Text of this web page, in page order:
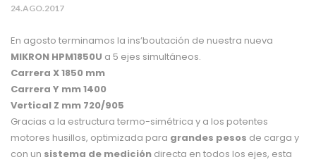
24.AGO.2017
En agosto terminamos la ins’boutación de nuestra nueva
MIKRON HPM1850U a 5 ejes simultáneos.
Carrera X 1850 mm
Carrera Y mm 1400
Vertical Z mm 720/905
Gracias a la estructura termo-simétrica y a los potentes
motores husillos, optimizada para grandes pesos de carga y
con un sistema de medición directa en todos los ejes, esta